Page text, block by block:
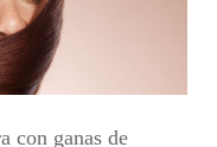
con ganas de